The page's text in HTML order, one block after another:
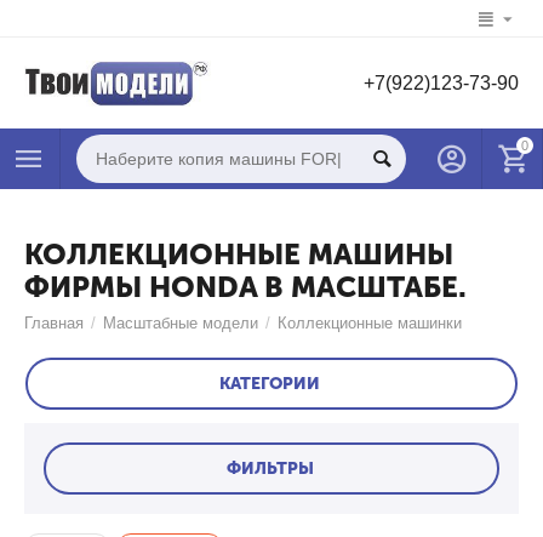
+7(922)123-73-90
0
КОЛЛЕКЦИОННЫЕ МАШИНЫ
ФИРМЫ HONDA В МАСШТАБЕ.
Главная / Масштабные модели / Коллекционные машинки
КАТЕГОРИИ
ФИЛЬТРЫ